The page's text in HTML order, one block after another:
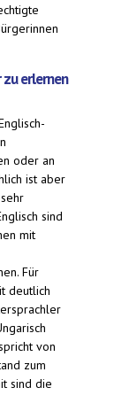
erlernen
oder an
ist aber
sind
mit
Für
deutlich
von
zum
sind die